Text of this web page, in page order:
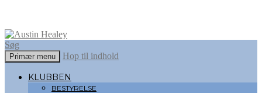
Austin Healey
Søg
Primær menu Hop til indhold
KLUBBEN
BESTYRELSE